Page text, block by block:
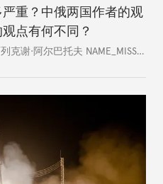
重？中俄两国作者的观
点有何不同？
克谢·阿尔巴托夫 NAME_MISSING